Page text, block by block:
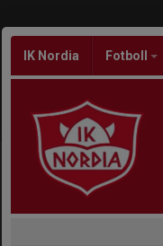
IK Nordia Fotboll